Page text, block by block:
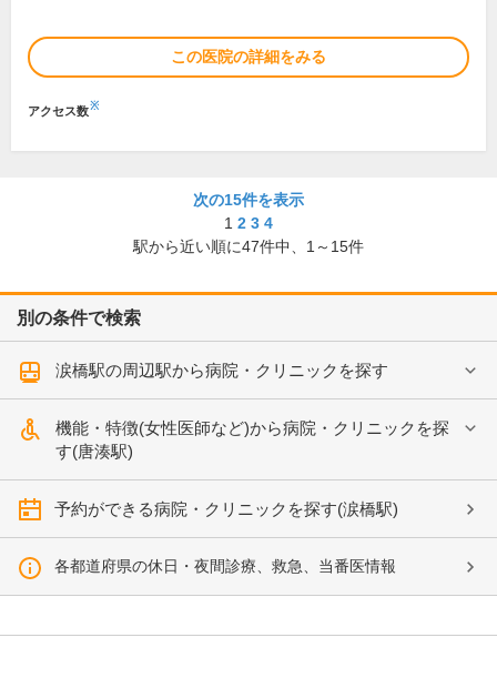
この医院の詳細をみる
アクセス数※
次の15件を表示
1 2 3 4
駅から近い順に47件中、 1～15件
別の条件で検索
涙橋駅の周辺駅から病院・クリニックを探す
機能・特徴(女性医師など)から病院・クリニックを探
す(唐湊駅)
予約ができる病院・クリニックを探す(涙橋駅)
各都道府県の休日・夜間診療、救急、当番医情報